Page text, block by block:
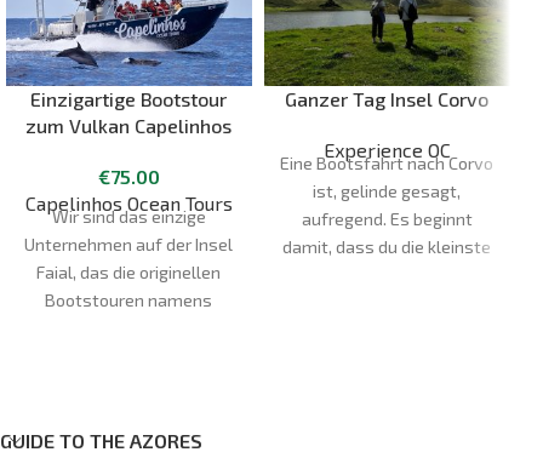
Einzigartige Bootstour
zum Vulkan Capelinhos
€75.00
Capelinhos Ocean Tours
Wir sind das einzige
Unternehmen auf der Insel
Faial, das die originellen
Bootstouren namens
möchten wir mit dir die
Ganzer Tag Insel Corvo
Experience OC
Eine Bootsfahrt nach Corvo
ist, gelinde gesagt,
aufregend. Es beginnt
damit, dass du die kleinste
GUIDE TO THE AZORES